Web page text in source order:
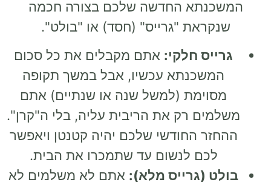
המשכנתא החדשה שלכם בצורה חכמה
שנקראת "גרייס" (חסד) או "בולט".
גרייס חלקי: אתם מקבלים את כל סכום
המשכנתא עכשיו, אבל במשך תקופה
מסוימת (למשל שנה או שנתיים) אתם
משלמים רק את הריבית עליה, בלי ה"קרן".
ההחזר החודשי שלכם יהיה קטנטן ויאפשר
לכם לנשום עד שתמכרו את הבית.
בולט (גרייס מלא): אתם לא משלמים לא